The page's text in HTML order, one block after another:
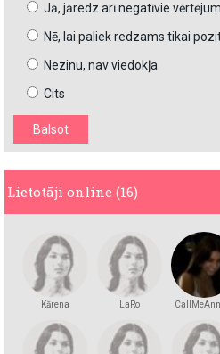
Jā, jāredz arī negatīvie
Nē, lai paliek redzams tikai
Nezinu, nav viedokļa
Cits
Lietotāji online (16)
Kārena LaRo